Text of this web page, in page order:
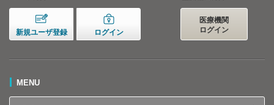
新規ユーザ登録 ログイン
医療機関
ログイン
MENU